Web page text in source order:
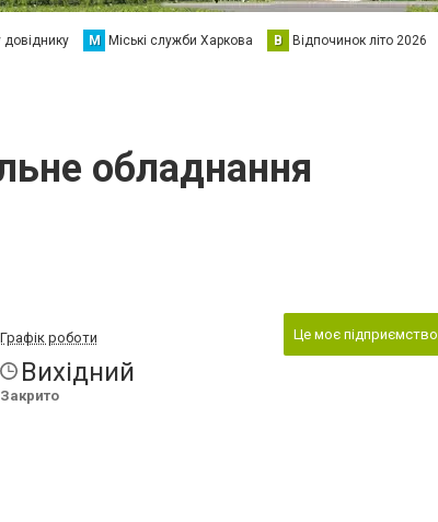
довіднику М Міські служби Харкова В Відпочинок літо 2026
обладнання
Графік роботи
Вихідний
Закрито
Це моє підприємство